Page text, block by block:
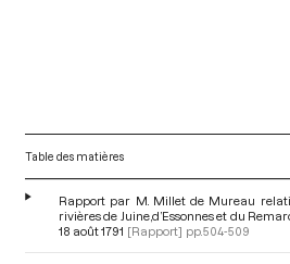
Table des matières
Rapport par M. Millet de Mureau
rivières de Juine,d’Essonnes et du
18 août 1791 [Rapport] pp.504-509